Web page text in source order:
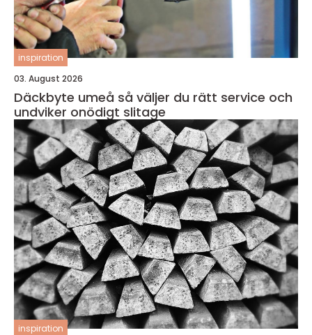
inspiration
03. August 2026
Däckbyte umeå så väljer du rätt service och
undviker onödigt slitage
inspiration